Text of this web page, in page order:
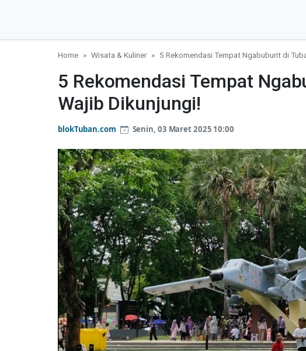
Home Wisata & Kuliner 5 Rekomendasi Tempat Ngabuburit di
5 Rekomendasi Tempat
Wajib Dikunjungi!
blokTuban.com Senin, 03 Maret 2025 10:00